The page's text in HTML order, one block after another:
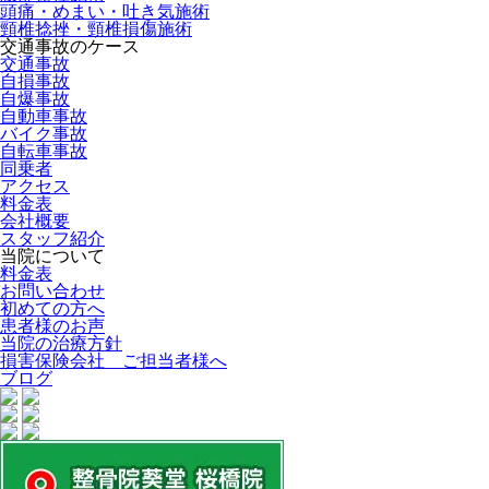
頭痛・めまい・吐き気施術
頸椎捻挫・頸椎損傷施術
交通事故のケース
交通事故
自損事故
自爆事故
自動車事故
バイク事故
自転車事故
同乗者
アクセス
料金表
会社概要
スタッフ紹介
当院について
料金表
お問い合わせ
初めての方へ
患者様のお声
当院の治療方針
損害保険会社 ご担当者様へ
ブログ